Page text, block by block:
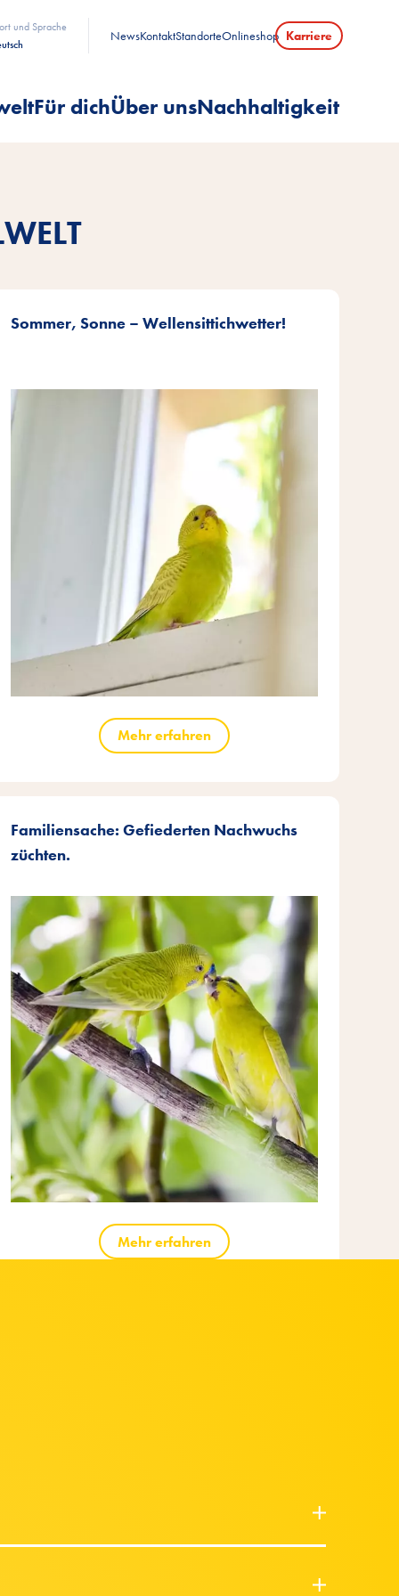
und Sprache
NewsKontaktStandorteOnlineshop Karriere
Für dichÜber unsNachhaltigkeit
Sommer, Sonne – Wellensittichwetter!
Mehr erfahren
Familiensache: Gefiederten Nachwuchs
züchten.
Mehr erfahren